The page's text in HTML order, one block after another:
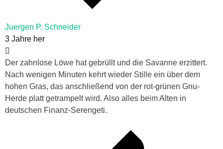
Juergen P. Schneider
3 Jahre her
Der zahnlose Löwe hat gebrüllt und die Savanne erzittert.
Nach wenigen Minuten kehrt wieder Stille ein über dem
hohen Gras, das anschließend von der rot-grünen Gnu-
Herde platt getrampelt wird. Also alles beim Alten in
deutschen Finanz-Serengeti.